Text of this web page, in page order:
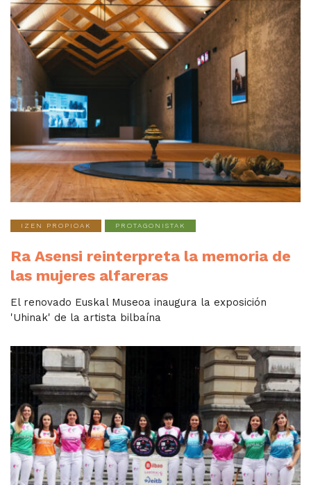
IZEN PROPIOAK PROTAGONISTAK
Ra Asensi reinterpreta la memoria de
las mujeres alfareras
El renovado Euskal Museoa inaugura la exposición
'Uhinak' de la artista bilbaína